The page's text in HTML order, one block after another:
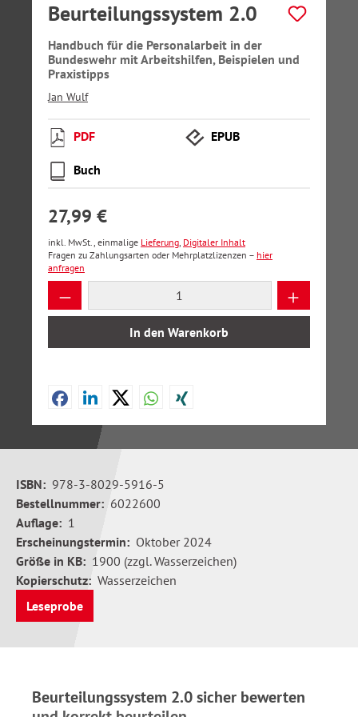
Beurteilungssystem 2.0
Handbuch für die Personalarbeit in der
Bundeswehr mit Arbeitshilfen, Beispielen und
Praxistipps
Jan Wulf
PDF EPUB
Buch
27,99 €
inkl. MwSt., einmalige Lieferung, Digitaler Inhalt
Fragen zu Zahlungsarten oder Mehrplatzlizenzen – hier
anfragen
Produkt Anzahl: Gib den gewünschten
In den Warenkorb
ISBN: 978-3-8029-5916-5
Bestellnummer: 6022600
Auflage: 1
Erscheinungstermin: Oktober 2024
Größe in KB: 1900 (zzgl. Wasserzeichen)
Kopierschutz: Wasserzeichen
Leseprobe
Beurteilungssystem 2.0 sicher bewerten